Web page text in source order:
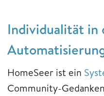
Individualität in
HomeSeer ist ein
Community-